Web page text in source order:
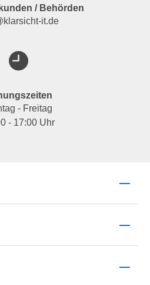
/ Behörden
it.de
- Freitag
- 17:00 Uhr